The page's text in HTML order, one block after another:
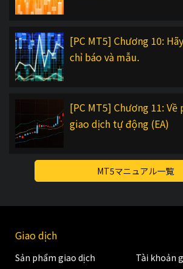
[PC MT5] Chương 10:
chỉ báo và mẫu.
[PC MT5] Chương 11: Về
giao dịch tự động (EA)
MT5マニュアル一覧
Giao dịch
Sản phẩm giao dịch
Tài khoản